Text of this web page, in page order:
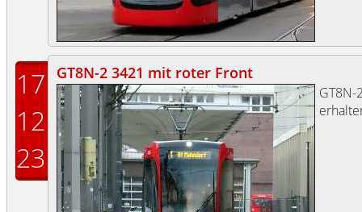
17
12
23
GT8N-2 3421 mit roter Front